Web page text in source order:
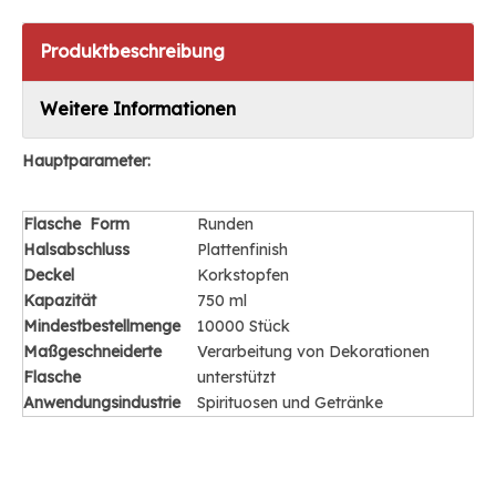
Produktbeschreibung
Weitere Informationen
Hauptparameter:
Flasche Form
Runden
Halsabschluss
Plattenfinish
Deckel
Korkstopfen
Kapazität
750 ml
Mindestbestellmenge
10000 Stück
Maßgeschneiderte
Flasche
Verarbeitung von Dekorationen
unterstützt
Anwendungsindustrie
Spirituosen und Getränke